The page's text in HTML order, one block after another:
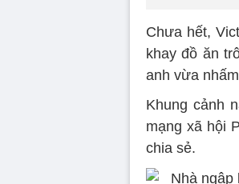
Chưa hết,
khay đồ ăn
anh vừa
Khung cảnh
mạng xã hội
chia sẻ.